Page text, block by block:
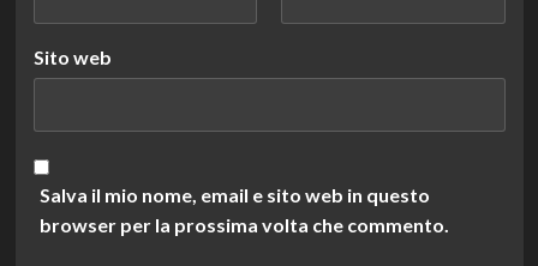
Sito web
Salva il mio nome, email e sito web in questo
browser per la prossima volta che commento.